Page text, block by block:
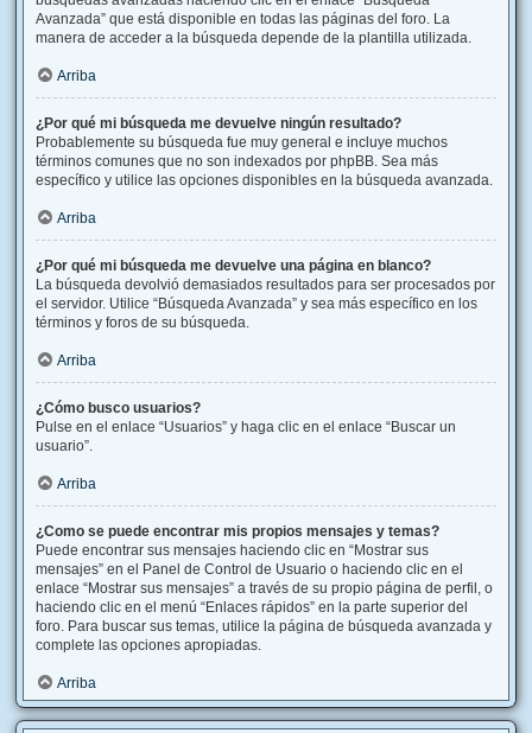
Avanzada” que está disponible en todas las páginas del foro. La
manera de acceder a la búsqueda depende de la plantilla utilizada.
Arriba
¿Por qué mi búsqueda me devuelve ningún resultado?
Probablemente su búsqueda fue muy general e incluye muchos
términos comunes que no son indexados por phpBB. Sea más
específico y utilice las opciones disponibles en la búsqueda avanzada.
Arriba
¿Por qué mi búsqueda me devuelve una página en blanco?
La búsqueda devolvió demasiados resultados para ser procesados por
el servidor. Utilice “Búsqueda Avanzada” y sea más específico en los
términos y foros de su búsqueda.
Arriba
¿Cómo busco usuarios?
Pulse en el enlace “Usuarios” y haga clic en el enlace “Buscar un
usuario”.
Arriba
¿Como se puede encontrar mis propios mensajes y temas?
Puede encontrar sus mensajes haciendo clic en “Mostrar sus
mensajes” en el Panel de Control de Usuario o haciendo clic en el
enlace “Mostrar sus mensajes” a través de su propio página de perfil, o
haciendo clic en el menú “Enlaces rápidos” en la parte superior del
foro. Para buscar sus temas, utilice la página de búsqueda avanzada y
complete las opciones apropiadas.
Arriba